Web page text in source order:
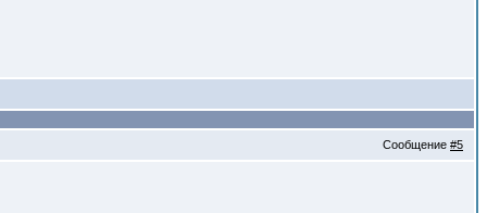
Сообщение #5